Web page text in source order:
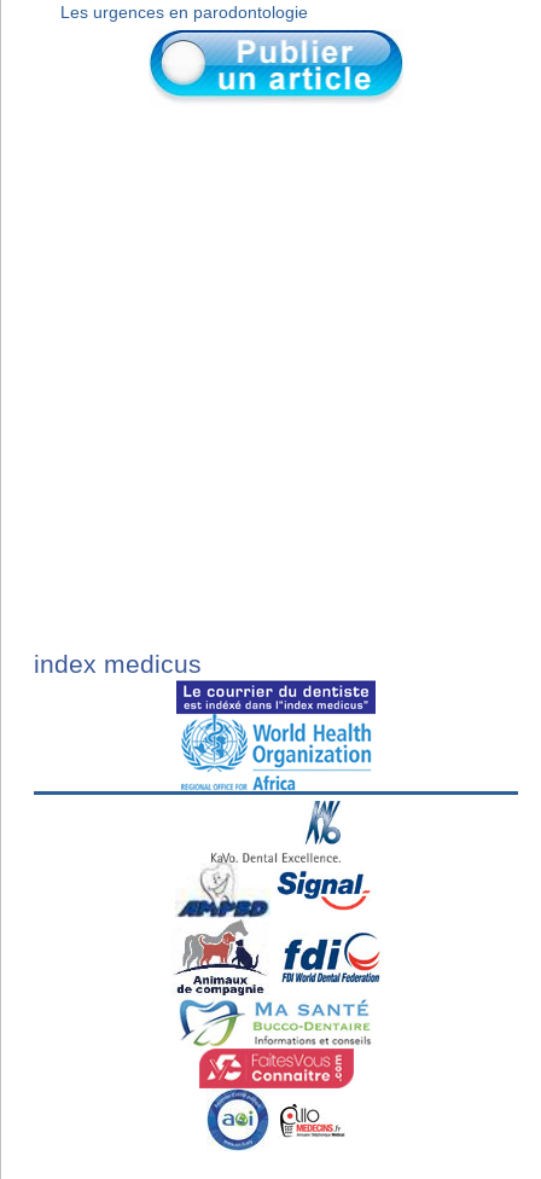
Les urgences en parodontologie
index medicus